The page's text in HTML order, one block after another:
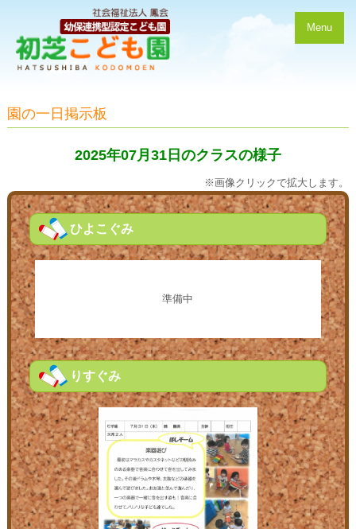
Menu
園の一日掲示板
2025年07月31日のクラスの様子
※画像クリックで拡大します。
ひよこぐみ
準備中
りすぐみ